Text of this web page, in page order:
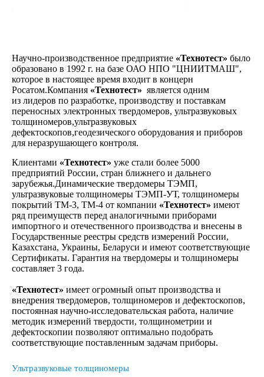
Научно-производственное предприятие «Технотест» было
образовано в 1992 г. на базе ОАО НПО "ЦНИИТМАШ",
которое в настоящее время входит в концерн
Росатом.Компания «Технотест» является одним
из лидеров по разработке, производству и поставкам
переносных электронных твердомеров, ультразвуковых
толщиномеров,ультразвуковых
дефектоскопов,геодезического оборудования и приборов
для неразрушающего контроля.
Клиентами «Технотест» уже стали более 5000
предприятий России, стран ближнего и дальнего
зарубежья.Динамические твердомеры ТЭМП,
ультразвуковые толщиномеры ТЭМП-УТ, толщиномеры
покрытий ТМ-3, ТМ-4 от компании «Технотест» имеют
ряд преимуществ перед аналогичными приборами
импортного и отечественного производства и внесены в
Государственные реестры средств измерений России,
Казахстана, Украины, Беларуси и имеют соответствующие
Сертификаты. Гарантия на твердомеры и толщиномеры
составляет 3 года.
«Технотест» имеет огромный опыт производства и
внедрения твердомеров, толщиномеров и дефектоскопов,
постоянная научно-исследовательская работа, наличие
методик измерений твердости, толщинометрии и
дефектоскопии позволяют оптимально подобрать
соответствующие поставленным задачам приборы.
Ультразвуковые толщиномеры